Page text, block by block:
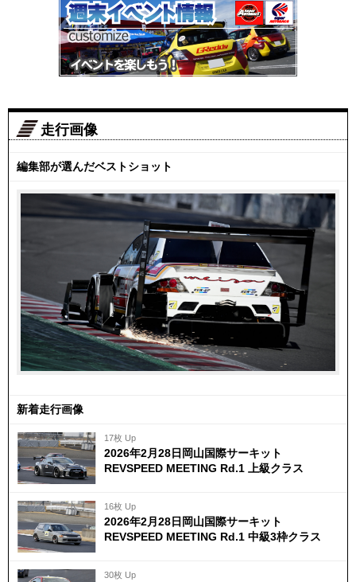
走行画像
編集部が選んだベストショット
新着走行画像
17枚 Up
2026年2月28日岡山国際サーキット
REVSPEED MEETING Rd.1 上級クラス
16枚 Up
2026年2月28日岡山国際サーキット
REVSPEED MEETING Rd.1 中級3枠クラス
30枚 Up